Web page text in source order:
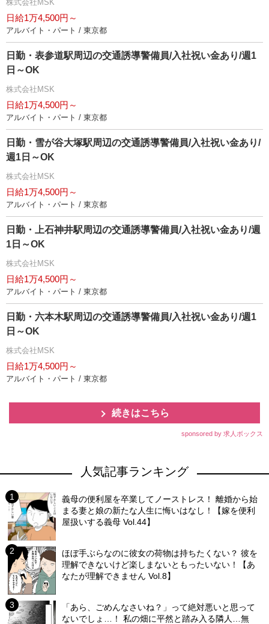
株式会社MSK
日給1万4,500円～
アルバイト・パート / 東京都
日勤・表参道駅周辺の交通誘導警備員/入社祝い金あり/週1
日～OK
株式会社MSK
日給1万4,500円～
アルバイト・パート / 東京都
日勤・雪が谷大塚駅周辺の交通誘導警備員/入社祝い金あり/
週1日～OK
株式会社MSK
日給1万4,500円～
アルバイト・パート / 東京都
日勤・上石神井駅周辺の交通誘導警備員/入社祝い金あり/週
1日～OK
株式会社MSK
日給1万4,500円～
アルバイト・パート / 東京都
日勤・六本木駅周辺の交通誘導警備員/入社祝い金あり/週1
日～OK
株式会社MSK
日給1万4,500円～
アルバイト・パート / 東京都
続きはこちら
sponsored by 求人ボックス
人気記事ランキング
義母の便利屋を卒業してノーストレス！ 離婚から始
まる妻と娘の新たな人生に悔いはなし！【嫁を便利
屋扱いする義母 Vol.44】
ほぼ手ぶらなのに彼女の荷物は持ちたくない？ 彼を
理解できないけど楽しまないともったいない！【あ
なたが理解できません Vol.8】
「あら、ごめんなさいね？」って絶対悪いと思って
ないでしょ…！ 私の畑に平然と踏み入る隣人…無